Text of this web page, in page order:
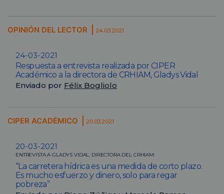
OPINIÓN DEL LECTOR 24.03.2021
24-03-2021
Respuesta a entrevista realizada por CIPER
Académico a la directora de CRHIAM, Gladys Vidal
Enviado por Félix Bogliolo
CIPER ACADÉMICO 20.03.2021
20-03-2021
ENTREVISTA A GLADYS VIDAL, DIRECTORA DEL CRHIAM:
“La carretera hídrica es una medida de corto plazo.
Es mucho esfuerzo y dinero, solo para regar
pobreza”